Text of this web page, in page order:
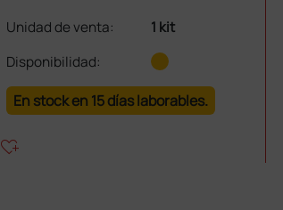
Unidad de venta:
1 kit
Disponibilidad:
En stock en 15 días laborables.
heart_plus